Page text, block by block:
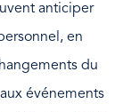
anticiper
en
du
événements